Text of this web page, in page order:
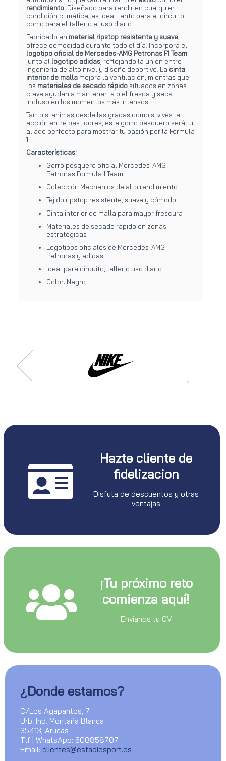
rendimiento . Diseñado para rendir en cualquier
condición climática, es ideal tanto para el circuito
como para el taller o el uso diario.
Fabricado en material ripstop resistente y suave
ofrece comodidad durante todo el día. Incorpora el
logotipo oficial de Mercedes-AMG Petronas F1 Team
junto al logotipo adidas , reflejando la unión entre
ingeniería de alto nivel y diseño deportivo. La cinta
interior de malla mejora la ventilación, mientras que
los materiales de secado rápido situados en zonas
clave ayudan a mantener la piel fresca y seca
incluso en los momentos más intensos.
Tanto si animas desde las gradas como si vives la
acción entre bastidores, este gorro pesquero será tu
aliado perfecto para mostrar tu pasión por la Fórmula
1.
Características:
Gorro pesquero oficial Mercedes-AMG
Petronas Formula 1 Team
Colección Mechanics de alto rendimiento
Tejido ripstop resistente, suave y cómodo
Cinta interior de malla para mayor frescura
Materiales de secado rápido en zonas
estratégicas
Logotipos oficiales de Mercedes-AMG
Petronas y adidas
Ideal para circuito, taller o uso diario
Color: Negro
Hazte cliente de
fidelizacion
Disfuta de descuentos y otras
ventajas
¡Tu próximo reto
comienza aquí!
Envianos tu CV
¿Donde estamos?
C/Los Agapantos, 7
Urb. Ind. Montaña Blanca
35413, Arucas
Tlf | WhatsApp: 608858707
Email: clientes@estadiosport.es